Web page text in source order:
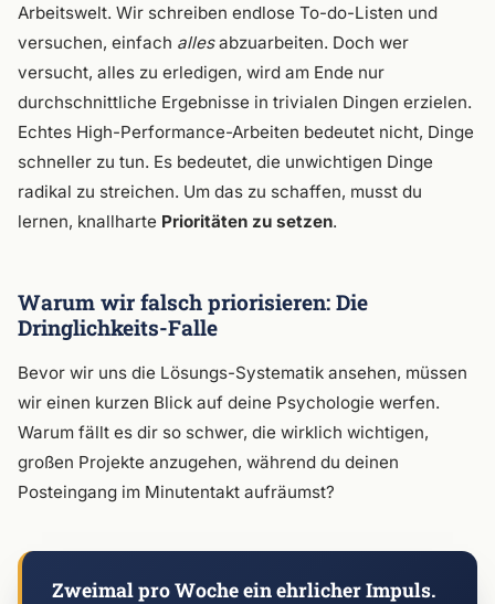
Arbeitswelt. Wir schreiben endlose To-do-Listen und
versuchen, einfach allesabzuarbeiten. Doch wer
versucht, alles zu erledigen, wird am Ende nur
durchschnittliche Ergebnisse in trivialen Dingen erzielen.
Echtes High-Performance-Arbeiten bedeutet nicht, Dinge
schneller zu tun. Es bedeutet, die unwichtigen Dinge
radikal zu streichen. Um das zu schaffen, musst du
lernen, knallharte Prioritäten zu setzen.
Warum wir falsch priorisieren: Die
Dringlichkeits-Falle
Bevor wir uns die Lösungs-Systematik ansehen, müssen
wir einen kurzen Blick auf deine Psychologie werfen.
Warum fällt es dir so schwer, die wirklich wichtigen,
großen Projekte anzugehen, während du deinen
Posteingang im Minutentakt aufräumst?
Zweimal pro Woche ein ehrlicher Impuls.